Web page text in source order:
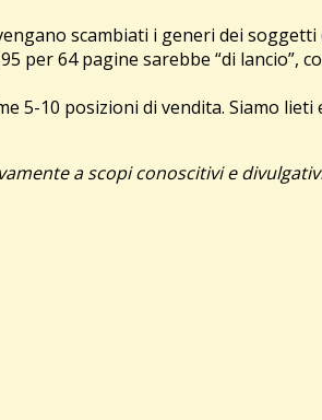
scambiati i generi dei soggetti
per 64 pagine sarebbe “di lancio”,
5-10 posizioni di vendita. Siamo lieti
a scopi conoscitivi e